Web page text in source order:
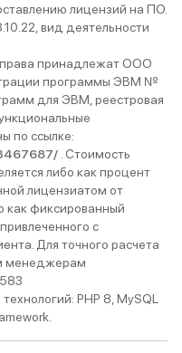
лицензий на ПО.
вид деятельности
принадлежат ООО
программы ЭВМ №
для ЭВМ, реестровая
по ссылке:
. Стоимость
либо как процент
лицензиатом от
как фиксированный
с
Для точного расчета
менеджерам
PHP 8, MySQL